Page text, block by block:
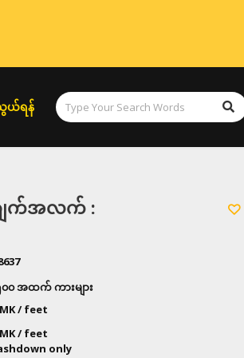
ရန်
ျက်အလက် :
၀ အထက် ကားများ
/ feet
/ feet
only